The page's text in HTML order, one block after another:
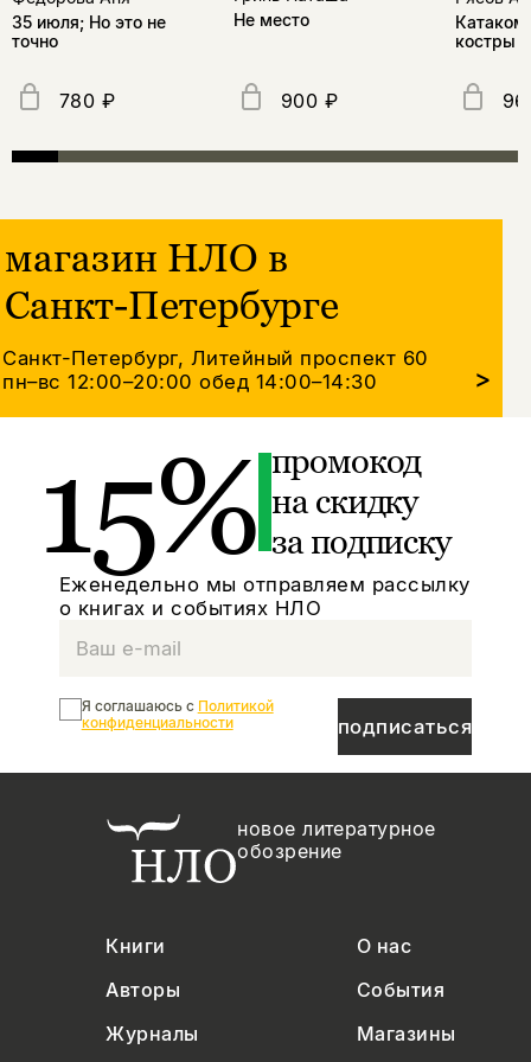
35 июля; Но это не
точно
780 ₽
Не место
900 ₽
костры
магазин НЛО в
Санкт-Петербурге
Санкт-Петербург, Литейный проспект 60
пн–вс 12:00–20:00обед 14:00–14:30 >
15% промокод
на скидку
за подписку
Еженедельно мы отправляем рассылку
о книгах и событиях НЛО
подписаться
Я соглашаюсь с Политикой
конфиденциальности
новое литературное
обозрение
Книги
О нас
Авторы
События
Журналы
Магазины